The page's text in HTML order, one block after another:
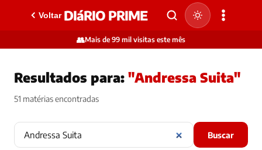
Voltar DIáRIO PRIME
👥Mais de 99 mil visitas este mês
Resultados para: "Andressa Suita"
51 matérias encontradas
Buscar